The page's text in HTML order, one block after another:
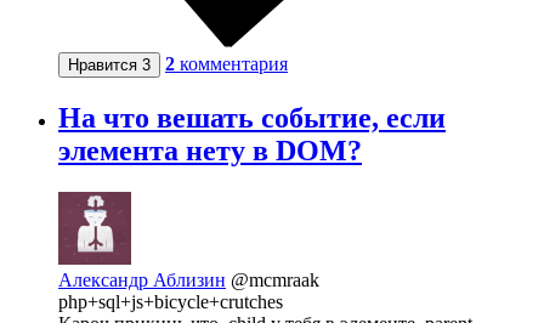
Нравится 3 2 комментария
На что вешать событие, если
элемента нету в DOM?
Александр Аблизин @mcmraak
php+sql+js+bicycle+crutches